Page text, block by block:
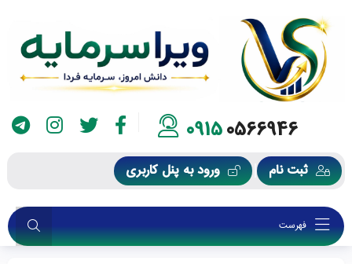
09150566946
ثبت نام ورود به پنل کاربری
فهرست